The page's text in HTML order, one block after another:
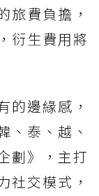
旅費負擔，
衍生費用將
的邊緣感，
、泰、越、
劃》，主打
社交模式，